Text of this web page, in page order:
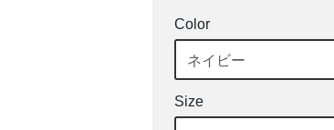
Color
Size